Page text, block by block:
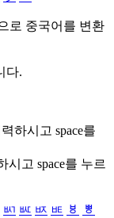
로 중국어를 변환
다.
하시고 space를
시고 space를 누르
ㅴ ㅵ ㅶ ㅷ ㅸ
ㅹ